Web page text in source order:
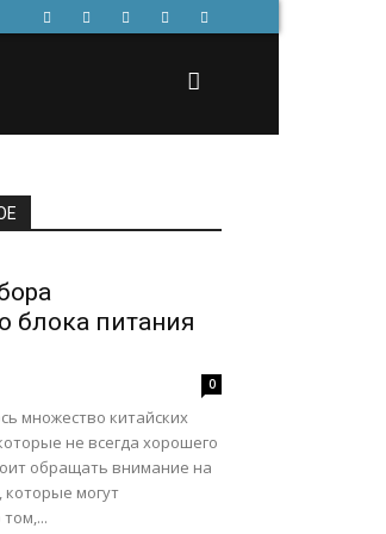
блока питания
0
множество китайских
не всегда хорошего
обращать внимание на
могут